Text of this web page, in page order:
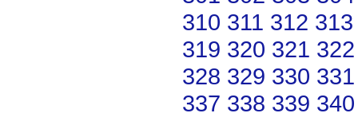
310 311 312 313
319 320 321 322
328 329 330 331
337 338 339 340